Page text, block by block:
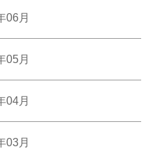
06月
05月
04月
03月